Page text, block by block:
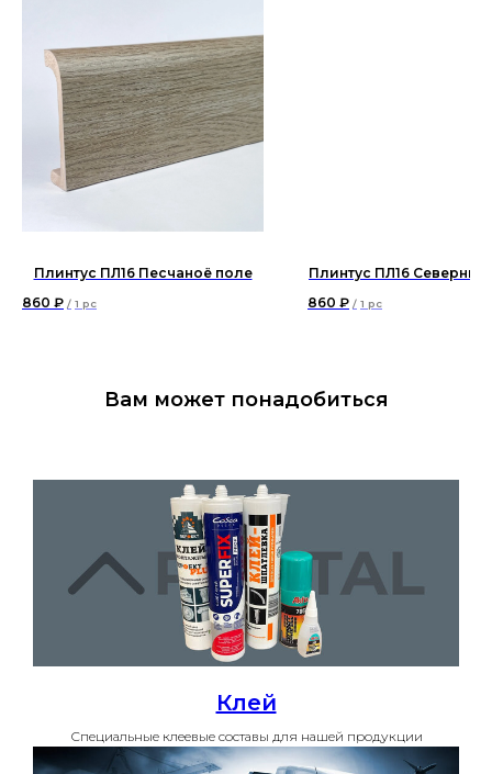
Плинтус ПЛ16 Песчаноё поле
860 ₽ / 1 pc
Плинтус ПЛ16
860 ₽ / 1 pc
Вам может понадобиться
Клей
Специальные клеевые составы для нашей продукции